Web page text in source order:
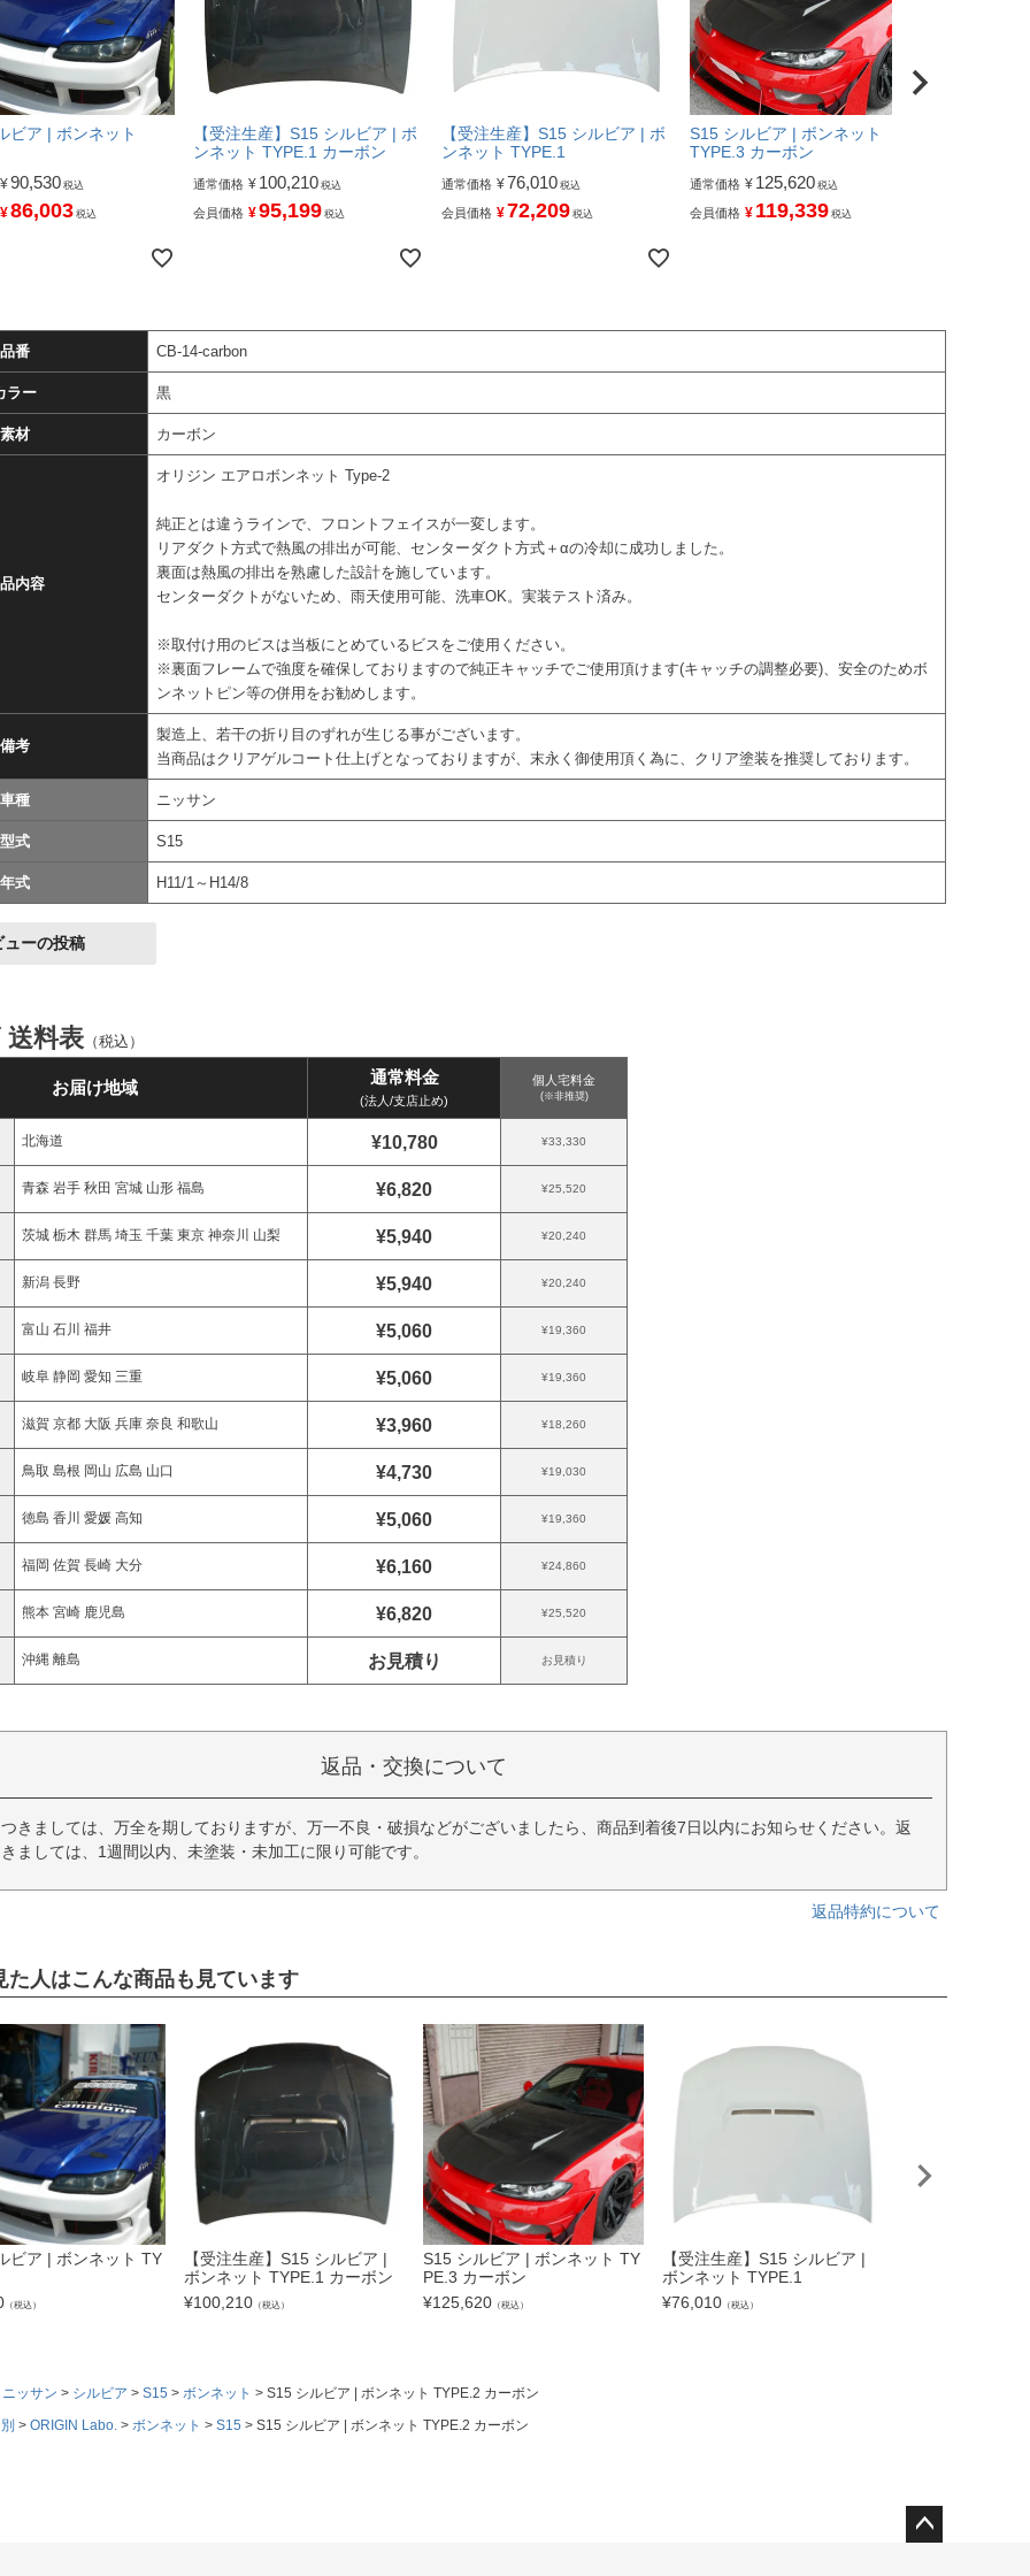
ビア | ボンネット
¥90,530 税込
¥86,003 税込
【受注生産】S15 シルビア | ボ
ンネット TYPE.1 カーボン
通常価格 ¥ 100,210 税込
会員価格 ¥95,199 税込
【受注生産】S15 シルビア | ボ
ンネット TYPE.1
通常価格 ¥76,010 税込
会員価格 ¥72,209 税込
S15 シルビア | ボンネット
TYPE.3 カーボン
通常価格 ¥ 125,620 税込
会員価格 ¥ 119,339 税込
品番 CB-14-carbon
ラー 黒
素材 カーボン
内容
オリジン エアロボンネット Type-2
純正とは違うラインで、フロントフェイスが一変します。
リアダクト方式で熱風の排出が可能、センターダクト方式＋αの冷却に成功しました。
裏面は熱風の排出を熟慮した設計を施しています。
センターダクトがないため、雨天使用可能、洗車OK。実装テスト済み。
※取付け用のビスは当板にとめているビスをご使用ください。
※裏面フレームで強度を確保しておりますので純正キャッチでご使用頂けます(キャッチの調整必要)、安全のためボ
ンネットピン等の併用をお勧めします。
備考
製造上、若干の折り目のずれが生じる事がございます。
当商品はクリアゲルコート仕上げとなっておりますが、末永く御使用頂く為に、クリア塗装を推奨しております。
車種 ニッサン
型式 S15
年式 H11/1～H14/8
ューの投稿
送料表 （税込）
お届け地域
通常料金
(法人/支店止め)
個人宅料金
(※非推奨)
北海道 ¥10,780 ¥33,330
青森 岩手 秋田 宮城 山形 福島 ¥6,820 ¥25,520
茨城 栃木 群馬 埼玉 千葉 東京 神奈川 山梨 ¥5,940 ¥20,240
新潟 長野 ¥5,940 ¥20,240
富山 石川 福井 ¥5,060 ¥19,360
岐阜 静岡 愛知 三重 ¥5,060 ¥19,360
滋賀 京都 大阪 兵庫 奈良 和歌山 ¥3,960 ¥18,260
鳥取 島根 岡山 広島 山口 ¥4,730 ¥19,030
徳島 香川 愛媛 高知 ¥5,060 ¥19,360
福岡 佐賀 長崎 大分 ¥6,160 ¥24,860
熊本 宮崎 鹿児島 ¥6,820 ¥25,520
沖縄 離島 お見積り お見積り
返品・交換について
きましては、万全を期しておりますが、万一不良・破損などがございましたら、商品到着後7日以内にお知らせください。返
ましては、1週間以内、未塗装・未加工に限り可能です。
返品特約について
た人はこんな商品も見ています
ビア | ボンネット TY
（税込）
【受注生産】S15 シルビア |
ボンネット TYPE.1 カーボン
¥100,210 （税込）
S15 シルビア | ボンネット TY
PE.3 カーボン
¥125,620 （税込）
【受注生産】S15 シルビア |
ボンネット TYPE.1
¥76,010 （税込）
ニッサン シルビア S15 ボンネット
S15 シルビア | ボンネット TYPE.2 カーボン
ORIGIN Labo. ボンネット S15 S15 シルビア | ボンネット TYPE.2 カーボン